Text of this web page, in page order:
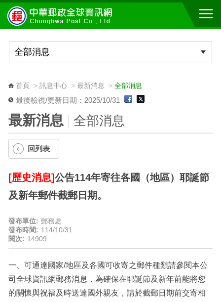
跳到主要內容區塊
首頁> 訊息中心> 最新消息 > 全部消息
最後檢視/更新日期：2025/10/31
最新消息 全部消息
回列表
[歷史消息]公告114年寄往各國（地區）耶誕節
及新年郵件截郵日期。
發布單位: 郵務處
發布時間: 114/10/31
閱次: 14909
一、可通達國家/地區及各國可收寄之郵件種類請參閱本公
司全球資訊網郵務消息，為確保在耶誕節及新年前能將您
的關懷與祝福及時送達國外親友，請於截郵日期前交寄相